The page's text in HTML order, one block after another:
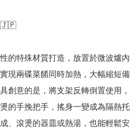
的特殊材質打造，放置於微波爐內
現兩碟菜餚同時加熱，大幅縮短備
創意的是，將支架反轉倒置使用，
的手挽把手，搖身一變成為隔熱托
、滾燙的器皿或熱湯，也能輕鬆安